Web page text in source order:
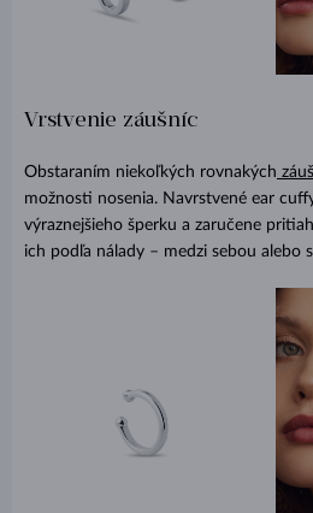
Vrstvenie záušníc
Obstaraním niekoľkých rovnakých
možnosti nosenia. Navrstvené ear
výraznejšieho šperku a zaručene
ich podľa nálady – medzi sebou alebo